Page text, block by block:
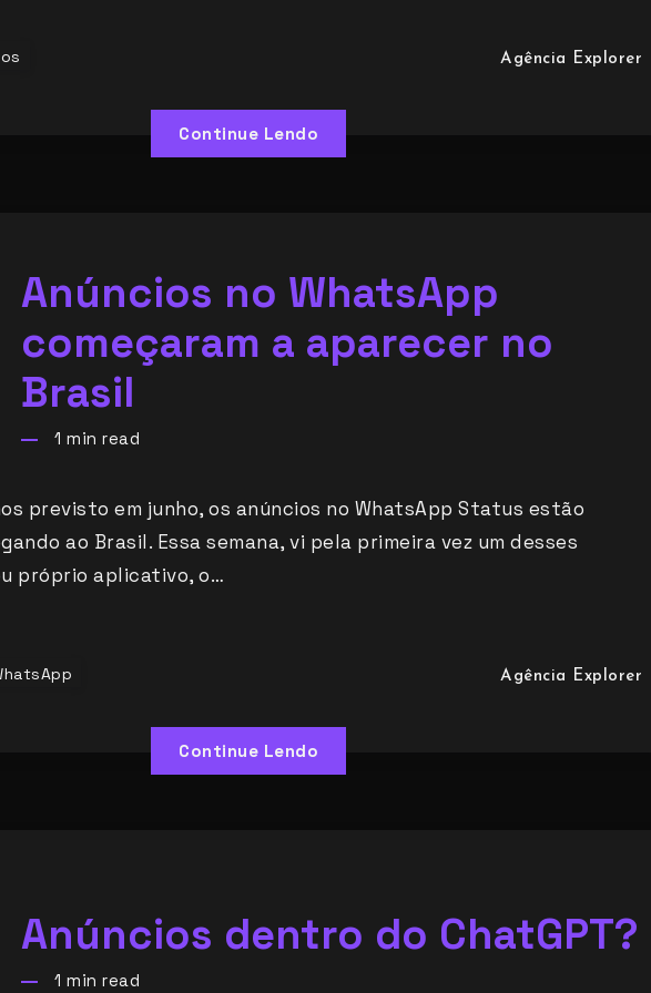
Agência Explorer
Continue Lendo
Anúncios no WhatsApp
começaram a aparecer no
Brasil
1 min read
previsto em junho, os anúncios no WhatsApp Status estão
ao Brasil. Essa semana, vi pela primeira vez um desses
próprio aplicativo, o…
Agência Explorer
Continue Lendo
Anúncios dentro do ChatGPT?
1 min read